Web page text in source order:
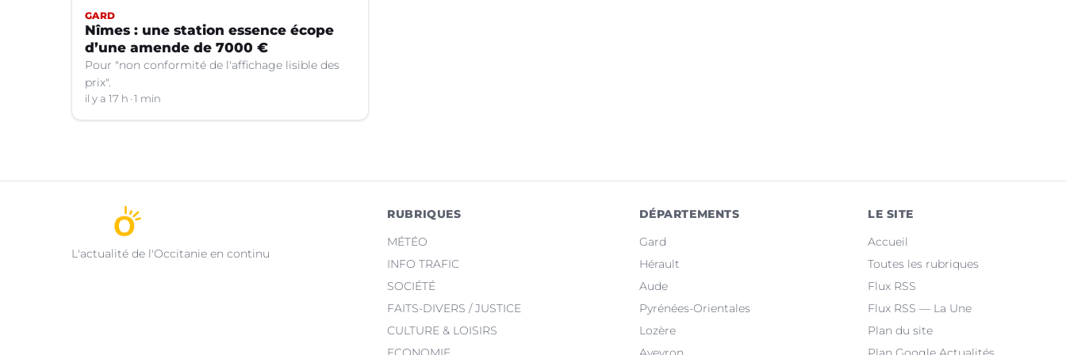
GARD
Nîmes : une station essence écope
d’une amende de 7000 €
Pour "non conformité de l'affichage lisible des
prix".
il y a 17 h 1 min
L'actualité de l'Occitanie en continu
RUBRIQUES
MÉTÉO
INFO TRAFIC
SOCIÉTÉ
FAITS-DIVERS / JUSTICE
CULTURE & LOISIRS
DÉPARTEMENTS
Gard
Hérault
Aude
Pyrénées-Orientales
Lozère
LE SITE
Accueil
Toutes les rubriques
Flux RSS
Flux RSS — La Une
Plan du site